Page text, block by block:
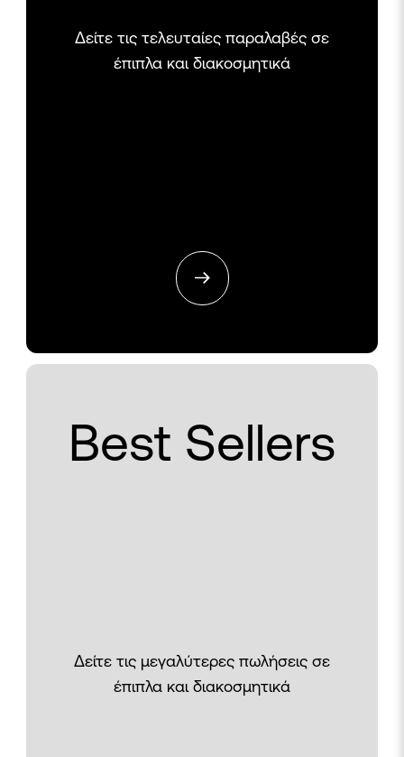
Δείτε τις τελευταίες παραλαβές σε
έπιπλα και διακοσμητικά
Best Sellers
Δείτε τις μεγαλύτερες πωλήσεις σε
έπιπλα και διακοσμητικά